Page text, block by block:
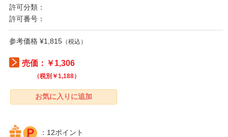
許可分類：
許可番号：
参考価格 ¥1,815 （税込）
売価：￥1,306
（税別￥1,188）
：12ポイント